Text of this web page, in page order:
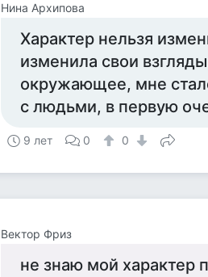
Нина Архипова
Характер нельзя
изменила свои
окружающее, мне
с людьми, в первую
9 лет 0 0
Вектор Фриз
не знаю мой характер